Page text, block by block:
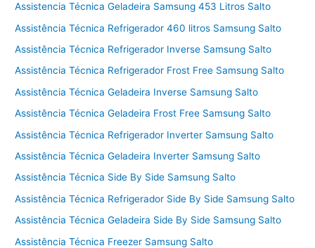
Assistencia Técnica Geladeira Samsung 453 Litros Salto
Assistência Técnica Refrigerador 460 litros Samsung Salto
Assistência Técnica Refrigerador Inverse Samsung Salto
Assistência Técnica Refrigerador Frost Free Samsung Salto
Assistência Técnica Geladeira Inverse Samsung Salto
Assistência Técnica Geladeira Frost Free Samsung Salto
Assistência Técnica Refrigerador Inverter Samsung Salto
Assistência Técnica Geladeira Inverter Samsung Salto
Assistência Técnica Side By Side Samsung Salto
Assistência Técnica Refrigerador Side By Side Samsung Salto
Assistência Técnica Geladeira Side By Side Samsung Salto
Assistência Técnica Freezer Samsung Salto